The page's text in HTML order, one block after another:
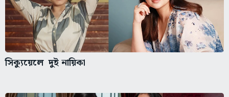
সিক্যুয়েলে দুই নায়িকা